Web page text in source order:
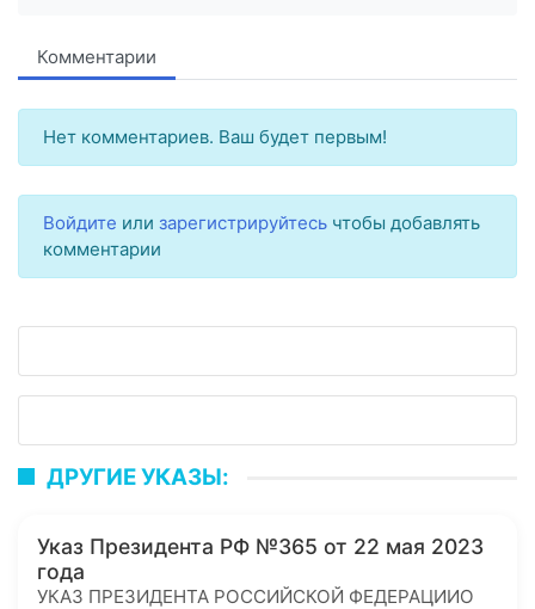
Комментарии
Нет комментариев. Ваш будет первым!
Войдите или зарегистрируйтесь чтобы добавлять
комментарии
ДРУГИЕ УКАЗЫ:
Указ Президента РФ №365 от 22 мая 2023
года
УКАЗ ПРЕЗИДЕНТА РОССИЙСКОЙ ФЕДЕРАЦИИО